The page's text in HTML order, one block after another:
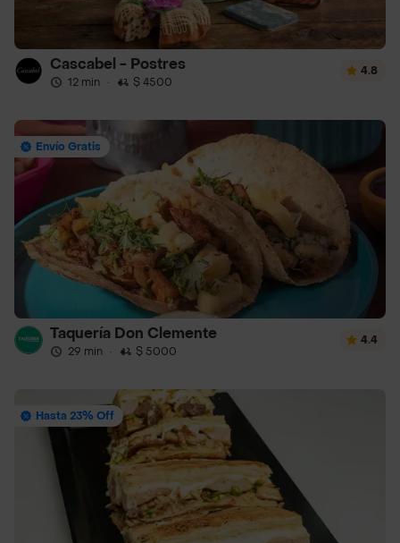
Cascabel - Postres
12 min · $ 4500
4.8
Envío Gratis
Taquería Don Clemente
29 min · $ 5000
4.4
Hasta 23% Off